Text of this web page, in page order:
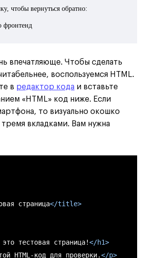
чтобы вернуться обратно:
фронтенд
впечатляюще. Чтобы сделать
воспользуемся HTML.
в редактор кода и вставьте
«HTML» код ниже. Если
то визуально окошко
вкладками. Вам нужна
страница</title>
тестовая страница!</h1>
HTML-код для проверки.</p>